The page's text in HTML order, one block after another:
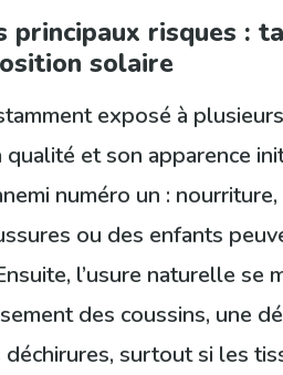
principaux risques :
solaire
exposé à
et son apparence
numéro un :
ou des enfants
l’usure naturelle se
des coussins, une
surtout si les